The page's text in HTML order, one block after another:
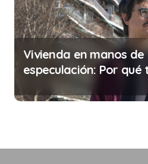
Vivienda en manos de
especulación: Por qué